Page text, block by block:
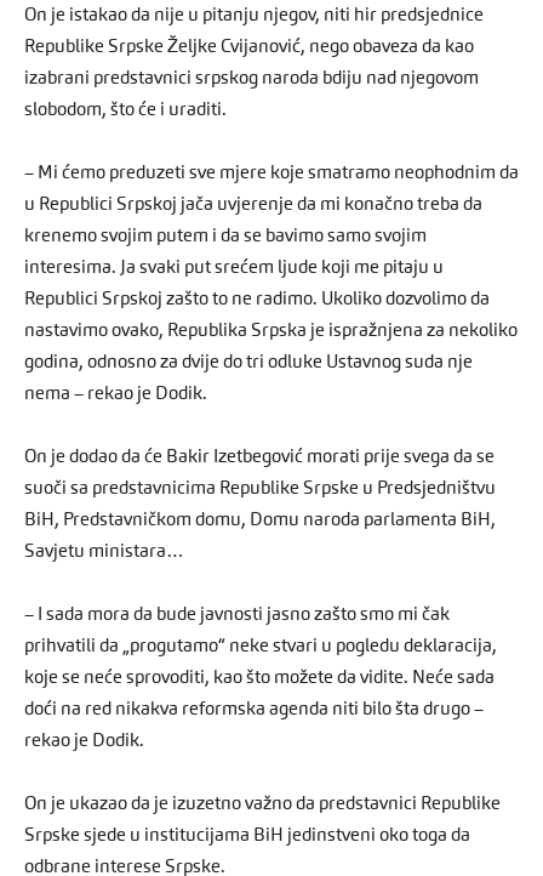
On je istakao da nije u pitanju njegov, niti hir predsjednice
Republike Srpske Željke Cvijanović, nego obaveza da kao
izabrani predstavnici srpskog naroda bdiju nad njegovom
slobodom, što će i uraditi.
– Mi ćemo preduzeti sve mjere koje smatramo neophodnim da
u Republici Srpskoj jača uvjerenje da mi konačno treba da
krenemo svojim putem i da se bavimo samo svojim
interesima. Ja svaki put srećem ljude koji me pitaju u
Republici Srpskoj zašto to ne radimo. Ukoliko dozvolimo da
nastavimo ovako, Republika Srpska je ispražnjena za nekoliko
godina, odnosno za dvije do tri odluke Ustavnog suda nje
nema – rekao je Dodik.
On je dodao da će Bakir Izetbegović morati prije svega da se
suoči sa predstavnicima Republike Srpske u Predsjedništvu
BiH, Predstavničkom domu, Domu naroda parlamenta BiH,
Savjetu ministara…
– I sada mora da bude javnosti jasno zašto smo mi čak
prihvatili da „progutamo“ neke stvari u pogledu deklaracija,
koje se neće sprovoditi, kao što možete da vidite. Neće sada
doći na red nikakva reformska agenda niti bilo šta drugo –
rekao je Dodik.
On je ukazao da je izuzetno važno da predstavnici Republike
Srpske sjede u institucijama BiH jedinstveni oko toga da
odbrane interese Srpske.